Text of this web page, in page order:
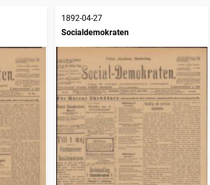
1892-04-27
Socialdemokraten